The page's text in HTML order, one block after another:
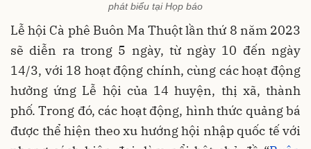
phát biểu tại Họp báo
Lễ hội Cà phê Buôn Ma Thuột lần thứ 8 năm 2023
sẽ diễn ra trong 5 ngày, từ ngày 10 đến ngày
14/3, với 18 hoạt động chính, cùng các hoạt động
hưởng ứng Lễ hội của 14 huyện, thị xã, thành
phố. Trong đó, các hoạt động, hình thức quảng bá
được thể hiện theo xu hướng hội nhập quốc tế với